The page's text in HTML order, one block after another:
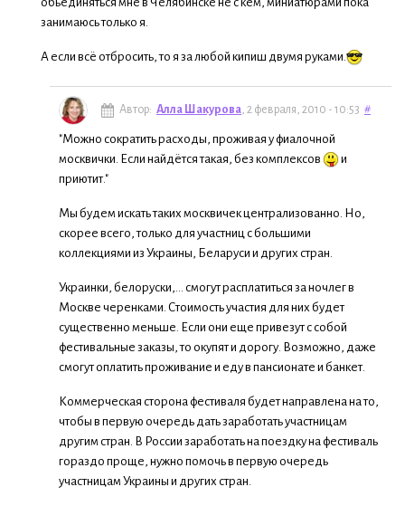
занимаюсь только я.
А если всё отбросить, то я за любой кипиш двумя руками.
Автор: Алла Шакурова, 2 февраля, 2010 - 10:53 #
"Можно сократить расходы, проживая у фиалочной
москвички. Если найдётся такая, без комплексов
и
приютит."
Мы будем искать таких москвичек централизованно. Но,
скорее всего, только для участниц с большими
коллекциями из Украины, Беларуси и других стран.
Украинки, белоруски,... смогут расплатиться за ночлег в
Москве черенками. Стоимость участия для них будет
существенно меньше. Если они еще привезут с собой
фестивальные заказы, то окупят и дорогу. Возможно, даже
смогут оплатить проживание и еду в пансионате и банкет.
Коммерческая сторона фестиваля будет направлена на то,
чтобы в первую очередь дать заработать участницам
другим стран. В России заработать на поездку на фестиваль
гораздо проще, нужно помочь в первую очередь
участницам Украины и других стран.